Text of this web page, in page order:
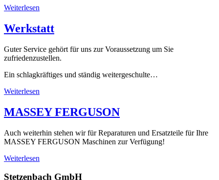
Weiterlesen
Werkstatt
Guter Service gehört für uns zur Voraussetzung um Sie
zufriedenzustellen.
Ein schlagkräftiges und ständig weitergeschulte…
Weiterlesen
MASSEY FERGUSON
Auch weiterhin stehen wir für Reparaturen und Ersatzteile für Ihre
MASSEY FERGUSON Maschinen zur Verfügung!
Weiterlesen
Stetzenbach GmbH